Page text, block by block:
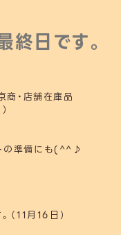
日です。
商・店舗在庫品
の準備にも(^^♪
11月16日）